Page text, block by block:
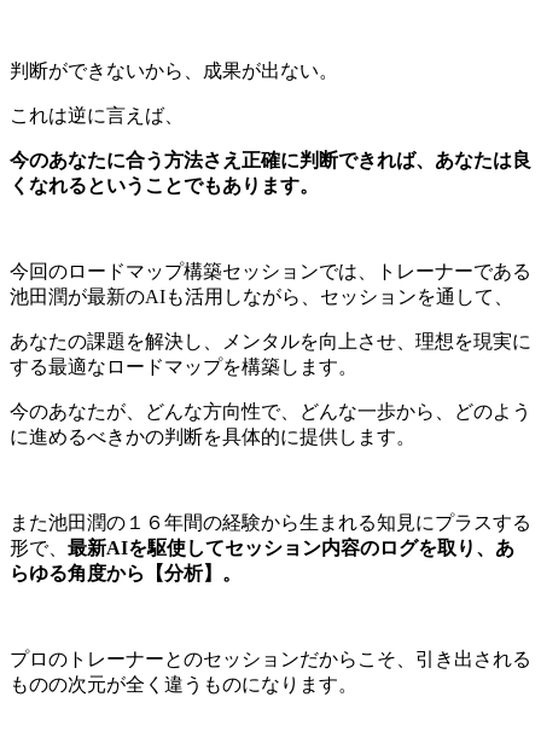
判断ができないから、成果が出ない。
これは逆に言えば、
今のあなたに合う方法さえ正確に判断できれば、あなたは良
くなれるということでもあります。
今回のロードマップ構築セッションでは、トレーナーである
池田潤が最新のAIも活用しながら、セッションを通して、
あなたの課題を解決し、メンタルを向上させ、理想を現実に
する最適なロードマップを構築します。
今のあなたが、どんな方向性で、どんな一歩から、どのよう
に進めるべきかの判断を具体的に提供します。
また池田潤の１６年間の経験から生まれる知見にプラスする
形で、 最新AIを駆使してセッション内容のログを取り、あ
らゆる角度から【分析】。
プロのトレーナーとのセッションだからこそ、引き出される
ものの次元が全く違うものになります。